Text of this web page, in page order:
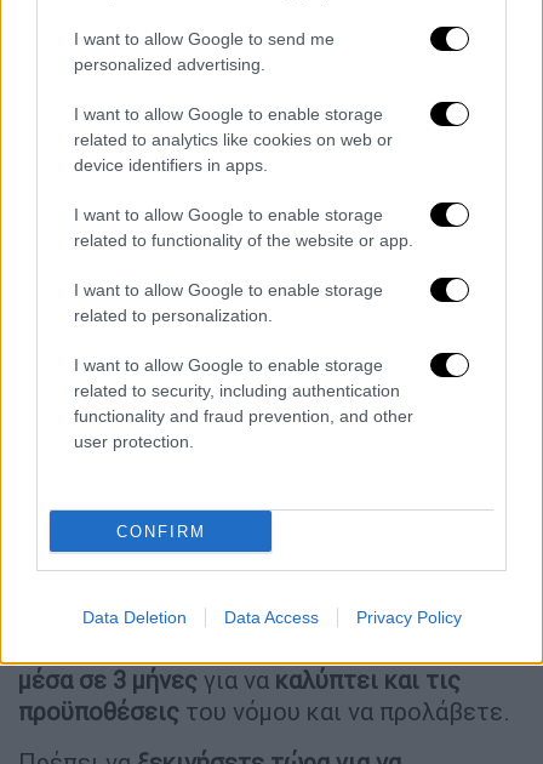
I want to allow Google to send me
personalized advertising.
I want to allow Google to enable storage
related to analytics like cookies on web or
device identifiers in apps.
I want to allow Google to enable storage
related to functionality of the website or app.
I want to allow Google to enable storage
related to personalization.
I want to allow Google to enable storage
related to security, including authentication
functionality and fraud prevention, and other
user protection.
CONFIRM
Data Deletion Data Access Privacy Policy
reskillingμε κοντά στο ένα δισσεκατομμύριο
ευρώ να πέφτει για στην αγορά για αυτο το
GoLearn: Πώς θα αποκτήσετε το δικαίωμα
συμμετοχής στις εξετάσεις Πιστοποίησης -
Πώς θα προλάβετε
συμμετοχήςστις
εξετάσεις Πιστοποίησης
σεμινάριο του ΕΚΕΤΑ(Εθνικό Κέντρο
Έρευνας & Τεχνολογικής Ανάπτυξης
ΕΚΕΚ πουπροωθείτε από την goLearn
ανοικτές αιτήσεις έως τις 29
ξεκινήσετε τώρα
πάρετε το πτυχίο σας και να συμμετάσχετε
μέσα σε 3 μήνες για να καλύπτει και τις
προϋποθέσεις του νόμου και να προλάβετε.